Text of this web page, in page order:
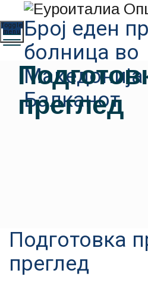
Број еден
болница во
Балканот
Toggle
menu
преглед
Подготовка
преглед